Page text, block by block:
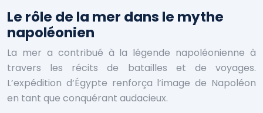
Le rôle de la mer dans le mythe
napoléonien
La mer a contribué à la légende napoléonienne à
travers les récits de batailles et de voyages.
L’expédition d’Égypte renforça l’image de Napoléon
en tant que conquérant audacieux.